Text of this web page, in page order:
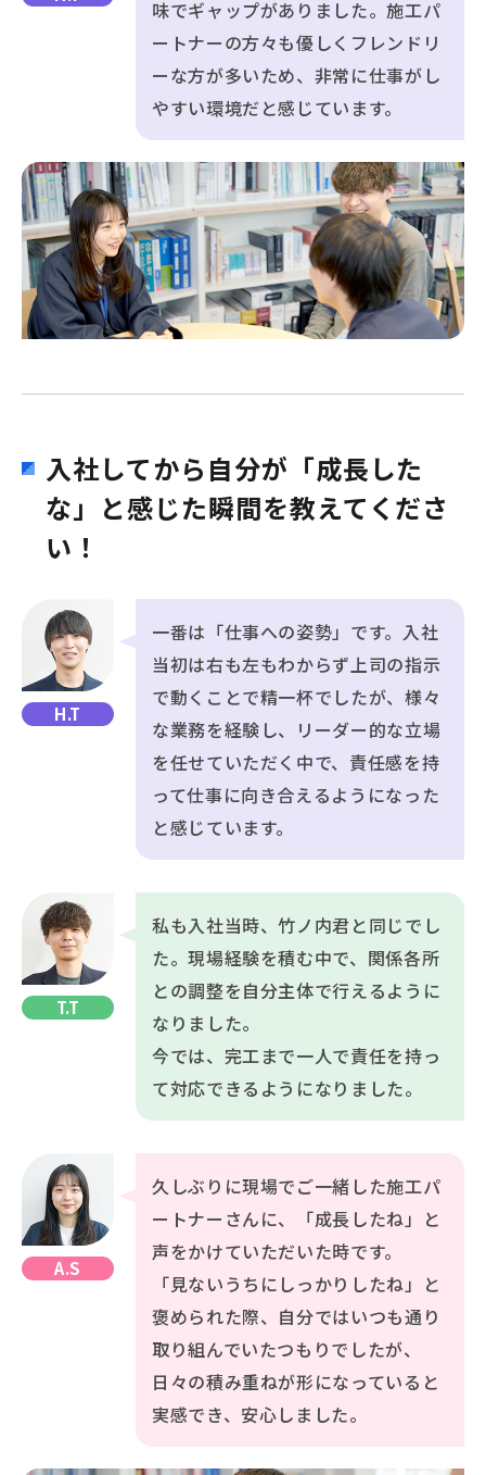
味でギャップがありました。施工パ
ートナーの方々も優しくフレンドリ
ーな方が多いため、非常に仕事がし
やすい環境だと感じています。
入社してから自分が「成長した
な」と感じた瞬間を教えてくださ
い！
H.T
一番は「仕事への姿勢」です。入社
当初は右も左もわからず上司の指示
で動くことで精一杯でしたが、様々
な業務を経験し、リーダー的な立場
を任せていただく中で、責任感を持
って仕事に向き合えるようになった
と感じています。
T.T
私も入社当時、竹ノ内君と同じでし
た。現場経験を積む中で、関係各所
との調整を自分主体で行えるように
なりました。
今では、完工まで一人で責任を持っ
て対応できるようになりました。
A.S
久しぶりに現場でご一緒した施工パ
ートナーさんに、「成長したね」と
声をかけていただいた時です。
「見ないうちにしっかりしたね」と
褒められた際、自分ではいつも通り
取り組んでいたつもりでしたが、
日々の積み重ねが形になっていると
実感でき、安心しました。